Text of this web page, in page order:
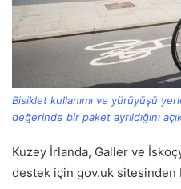
Bisiklet kullanımı ve yürüyüşü
değerinde bir paket ayrıldığını
Kuzey İrlanda, Galler ve
destek için gov.uk sitesinden